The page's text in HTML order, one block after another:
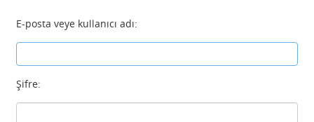
E-posta veye kullanıcı adı:
Şifre: